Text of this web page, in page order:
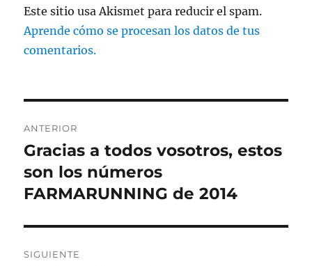
Este sitio usa Akismet para reducir el spam.
Aprende cómo se procesan los datos de tus
comentarios.
de
entradas
ANTERIOR
Entrada
anterior:
Gracias a todos vosotros, estos
son los números
FARMARUNNING de 2014
SIGUIENTE